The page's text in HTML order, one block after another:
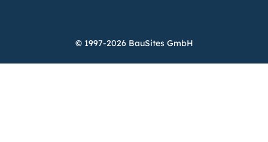
© 1997-2026 BauSites GmbH